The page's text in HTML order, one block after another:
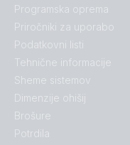
Programska oprema
Priročniki za uporabo
Podatkovni listi
Tehnične informacije
Sheme sistemov
Dimenzije ohišij
Brošure
Potrdila